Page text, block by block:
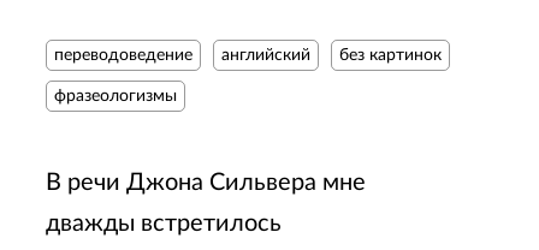
переводоведение английский без картинок
фразеологизмы
В речи Джона Сильвера мне
дважды встретилось